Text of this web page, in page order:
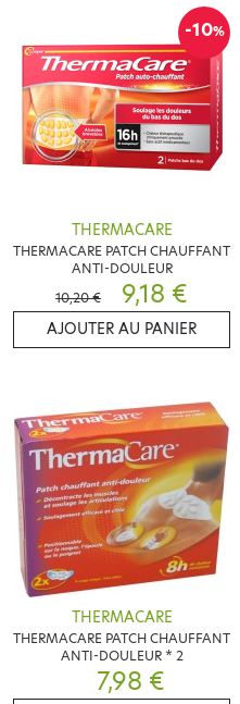
-10%
THERMACARE
THERMACARE PATCH CHAUFFANT
ANTI-DOULEUR
10,20 €
9,18 €
AJOUTER AU PANIER
THERMACARE
THERMACARE PATCH CHAUFFANT
ANTI-DOULEUR * 2
7,98 €